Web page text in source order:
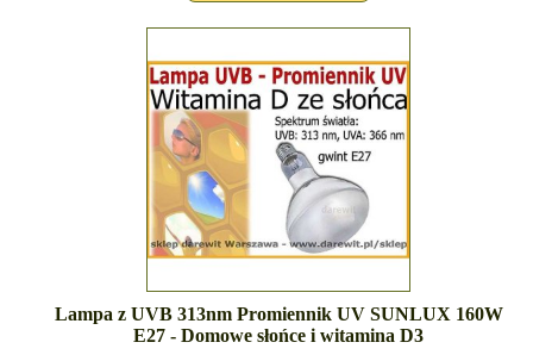
Lampa z UVB 313nm Promiennik UV SUNLUX 160W
E27 - Domowe słońce i witamina D3